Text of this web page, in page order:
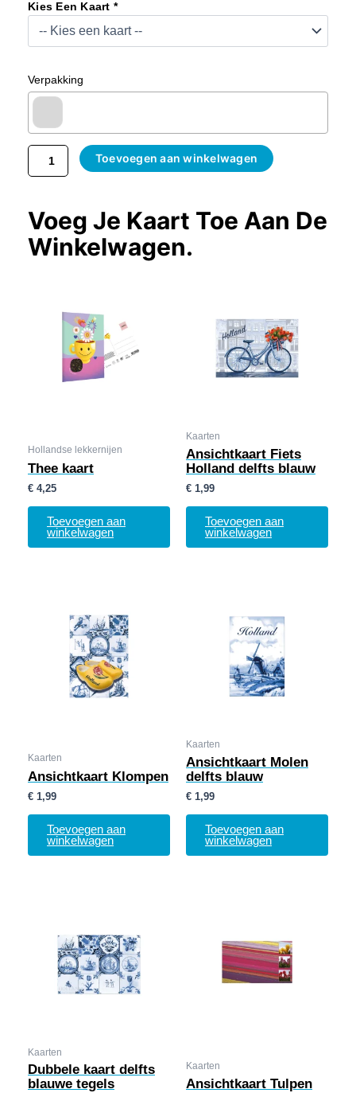
Kies Een Kaart *
Verpakking
Man
En
Vrouw
En
Zout
Stel
Aantal
Toevoegen aan winkelwagen
Voeg Je Kaart Toe Aan De
Winkelwagen.
Hollandse lekkernijen
Thee kaart
€ 4,25
Toevoegen aan
winkelwagen
Kaarten
Ansichtkaart Fiets
Holland delfts blauw
€ 1,99
Toevoegen aan
winkelwagen
Kaarten
Ansichtkaart Klompen
€ 1,99
Toevoegen aan
winkelwagen
Kaarten
Ansichtkaart Molen
delfts blauw
€ 1,99
Toevoegen aan
winkelwagen
Kaarten
Dubbele kaart delfts
blauwe tegels
Kaarten
Ansichtkaart Tulpen